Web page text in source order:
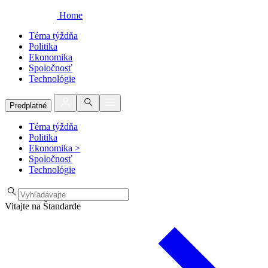
Home
Téma týždňa
Politika
Ekonomika
Spoločnosť
Technológie
Predplatné
Téma týždňa
Politika
Ekonomika >
Spoločnosť
Technológie
Vitajte na Štandarde